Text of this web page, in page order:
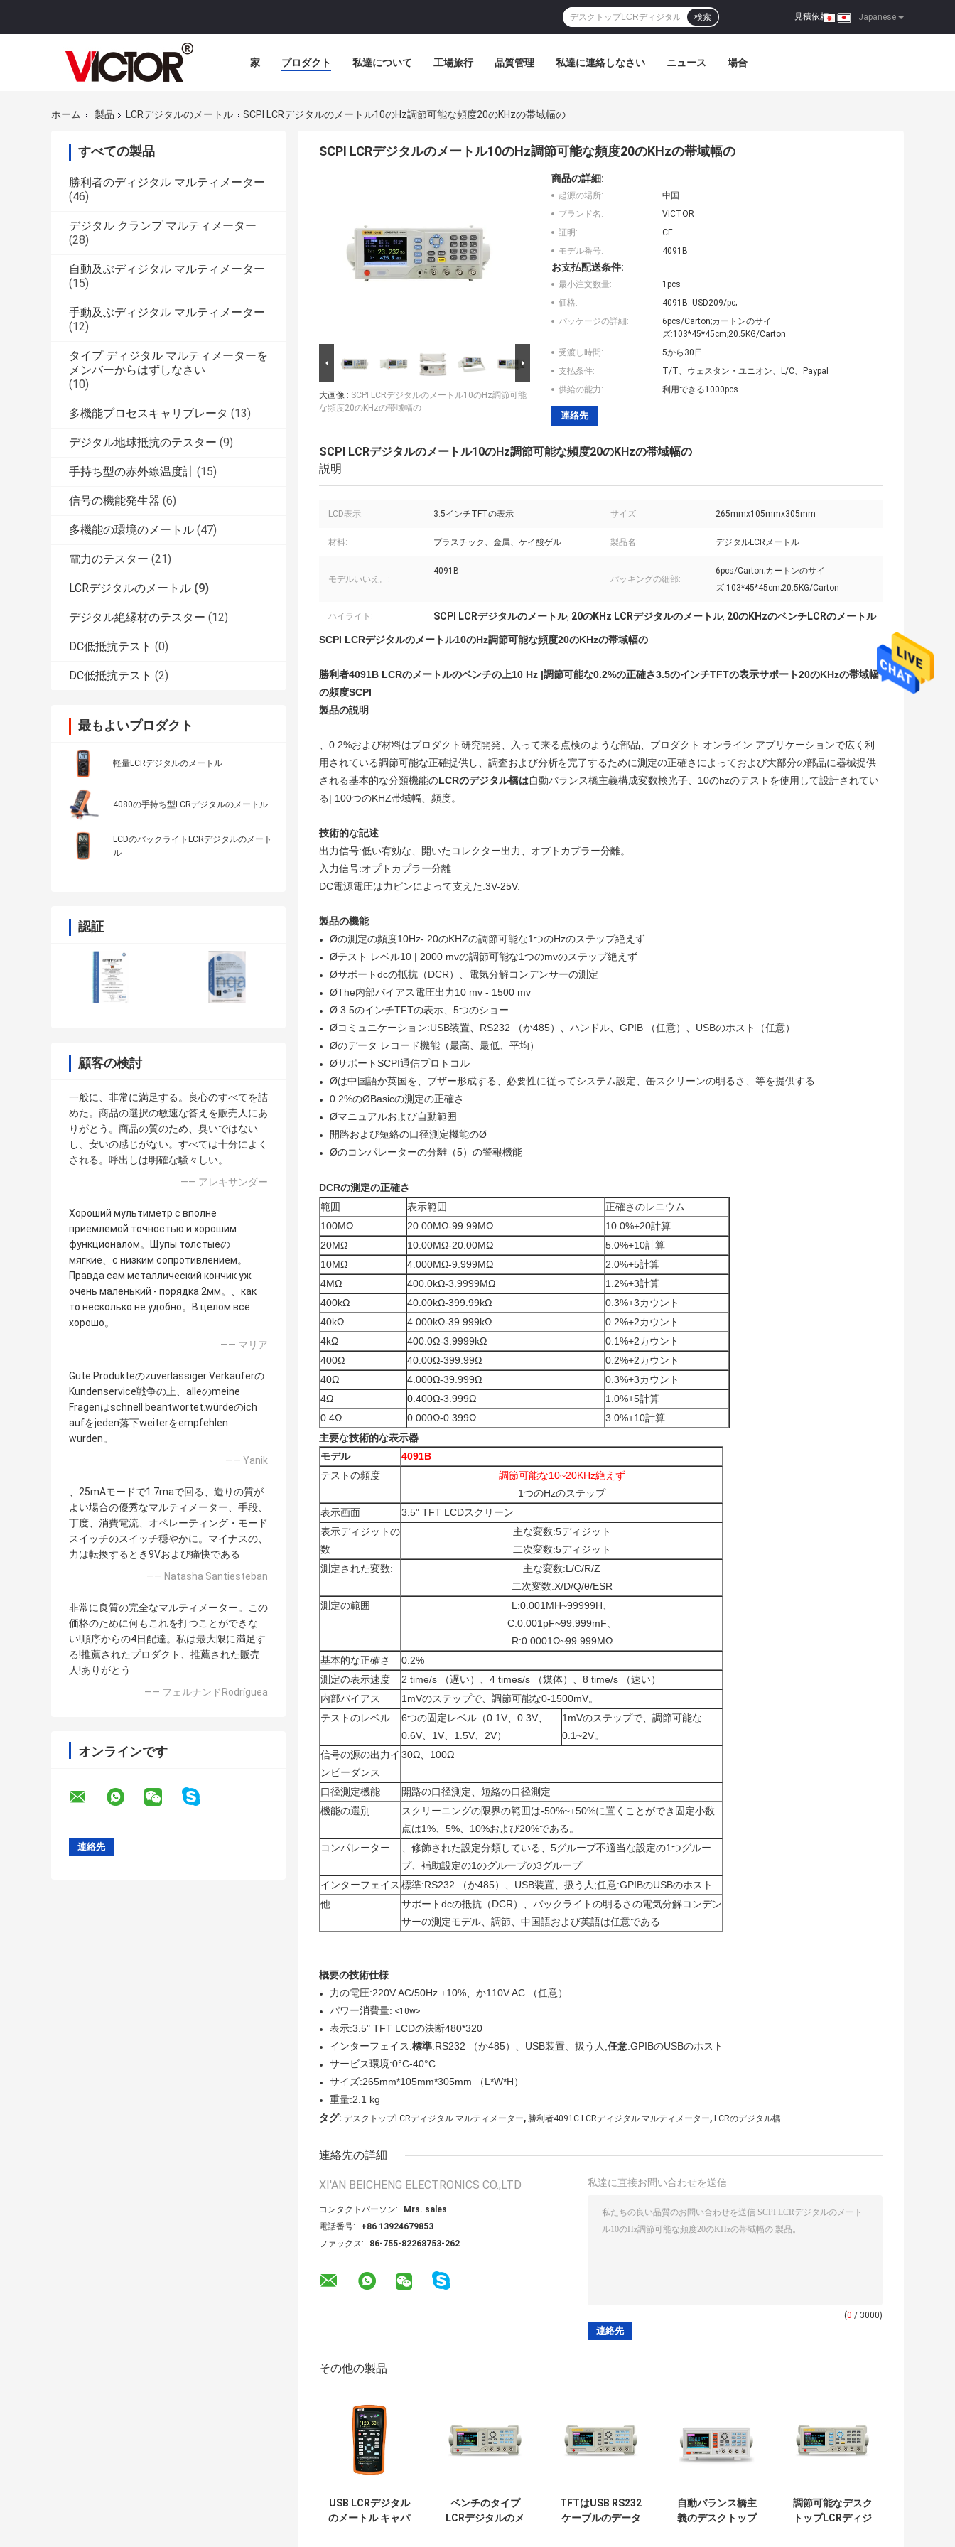
Japanese
見積依頼 |
検索
家 プロダクト 私達について 工場旅行 品質管理 私達に連絡しなさい ニュース 場合
ホーム 製品 LCRデジタルのメートル SCPI LCRデジタルのメートル10のHz調節可能な頻度20のKHzの帯域幅の
すべての製品
勝利者のディジタル マルティメーター
(46)
デジタル クランプ マルティメーター
(28)
自動及ぶディジタル マルティメーター
(15)
手動及ぶディジタル マルティメーター
(12)
タイプ ディジタル マルティメーターを
メンバーからはずしなさい
(10)
多機能プロセスキャリブレータ (13)
デジタル地球抵抗のテスター (9)
手持ち型の赤外線温度計 (15)
信号の機能発生器 (6)
多機能の環境のメートル (47)
電力のテスター (21)
LCRデジタルのメートル (9)
デジタル絶縁材のテスター (12)
DC低抵抗テスト (0)
DC低抵抗テスト (2)
最もよいプロダクト
軽量LCRデジタルのメートル
4080の手持ち型LCRデジタルのメートル
LCDのバックライトLCRデジタルのメート
ル
認証
顧客の検討
一般に、非常に満足する。良心のすべてを詰
めた。商品の選択の敏速な答えを販売人にあ
りがとう。商品の質のため、臭いではない
し、安いの感じがない。すべては十分によく
される。呼出しは明確な騒々しい。
—— アレキサンダー
Хороший мультиметр с вполне
приемлемой точностью и хорошим
функционалом。Щупы толстыеの
мягкие、с низким сопротивлением。
Правда сам металлический кончик уж
очень маленький - порядка 2мм。、как
то несколько не удобно。В целом всё
хорошо。
—— マリア
Gute Produkteのzuverlässiger Verkäuferの
Kundenservice戦争の上、alleのmeine
Fragenはschnell beantwortet.würdeのich
aufをjeden落下weiterをempfehlen
wurden。
—— Yanik
、25mAモードで1.7maで回る、造りの質が
よい場合の優秀なマルティメーター、手段、
丁度、消費電流、オペレーティング・モード
スイッチのスイッチ穏やかに。マイナスの、
力は転換するとき9Vおよび痛快である
—— Natasha Santiesteban
非常に良質の完全なマルティメーター。この
価格のために何もこれを打つことができな
い!順序からの4日配達。私は最大限に満足す
る!推薦されたプロダクト、推薦された販売
人!ありがとう
—— フェルナンドRodríguea
オンラインです
SCPI LCRデジタルのメートル10のHz調節可能な頻度20のKHzの帯域幅の
大画像 : SCPI LCRデジタルのメートル10のHz調節可能
な頻度20のKHzの帯域幅の
商品の詳細:
起源の場所:
中国
ブランド名:
VICTOR
証明:
CE
モデル番号:
4091B
お支払配送条件:
最小注文数量:
1pcs
価格:
4091B: USD209/pc;
パッケージの詳細:
6pcs/Carton;カートンのサイ
ズ:103*45*45cm;20.5KG/Carton
受渡し時間:
5から30日
支払条件:
T/T、ウェスタン・ユニオン、L/C、Paypal
供給の能力:
利用できる1000pcs
連絡先
SCPI LCRデジタルのメートル10のHz調節可能な頻度20のKHzの帯域幅の
説明
LCD表示: 3.5インチTFTの表示 サイズ: 265mmx105mmx305mm
材料: プラスチック、金属、ケイ酸ゲル 製品名: デジタルLCRメートル
モデルいいえ。:
4091B
パッキングの細部:
6pcs/Carton;カートンのサイ
ズ:103*45*45cm;20.5KG/Carton
ハイライト: SCPI LCRデジタルのメートル, 20のKHz LCRデジタルのメートル, 20のKHzのベンチLCRのメートル
SCPI LCRデジタルのメートル10のHz調節可能な頻度20のKHzの帯域幅の
勝利者4091B LCRのメートルのベンチの上10 Hz |調節可能な0.2%の正確さ3.5のインチTFTの表示サポート20のKHzの帯域幅
の頻度SCPI
製品の説明
、0.2%および材料はプロダクト研究開発、入って来る点検のような部品、プロダクト オンライン アプリケーションで広く利
用されている調節可能な正確提供し、調査および分析を完了するために測定の正確さによっておよび大部分の部品に器械提供
される基本的な分類機能のLCRのデジタル橋は自動バランス橋主義構成変数検光子、10のhzのテストを使用して設計されてい
る| 100つのKHZ帯域幅、頻度。
技術的な記述
出力信号:低い有効な、開いたコレクター出力、オプトカプラー分離。
入力信号:オプトカプラー分離
DC電源電圧は力ピンによって支えた:3V-25V.
製品の機能
Øの測定の頻度10Hz- 20のKHZの調節可能な1つのHzのステップ絶えず
Øテスト レベル10 | 2000 mvの調節可能な1つのmvのステップ絶えず
Øサポートdcの抵抗（DCR）、電気分解コンデンサーの測定
ØThe内部バイアス電圧出力10 mv - 1500 mv
Ø 3.5のインチTFTの表示、5つのショー
Øコミュニケーション:USB装置、RS232 （か485）、ハンドル、GPIB （任意）、USBのホスト（任意）
Øのデータ レコード機能（最高、最低、平均）
ØサポートSCPI通信プロトコル
Øは中国語か英国を、ブザー形成する、必要性に従ってシステム設定、缶スクリーンの明るさ、等を提供する
0.2%のØBasicの測定の正確さ
Øマニュアルおよび自動範囲
開路および短絡の口径測定機能のØ
Øのコンパレーターの分離（5）の警報機能
DCRの測定の正確さ
範囲
表示範囲
正確さのレニウム
100MΩ
20.00MΩ-99.99MΩ
10.0%+20計算
20MΩ
10.00MΩ-20.00MΩ
5.0%+10計算
10MΩ
4.000MΩ-9.999MΩ
2.0%+5計算
4MΩ
400.0kΩ-3.9999MΩ
1.2%+3計算
400kΩ
40.00kΩ-399.99kΩ
0.3%+3カウント
40kΩ
4.000kΩ-39.999kΩ
0.2%+2カウント
4kΩ
400.0Ω-3.9999kΩ
0.1%+2カウント
400Ω
40.00Ω-399.99Ω
0.2%+2カウント
40Ω
4.000Ω-39.999Ω
0.3%+3カウント
4Ω
0.400Ω-3.999Ω
1.0%+5計算
0.4Ω
0.000Ω-0.399Ω
3.0%+10計算
主要な技術的な表示器
モデル
4091B
テストの頻度
調節可能な10~20KHz絶えず
1つのHzのステップ
表示画面
3.5" TFT LCDスクリーン
表示ディジットの
数
主な変数:5ディジット
二次変数:5ディジット
測定された変数:
主な変数:L/C/R/Z
二次変数:X/D/Q/θ/ESR
測定の範囲
L:0.001ΜH~99999H、
C:0.001pF~99.999mF、
R:0.0001Ω~99.999MΩ
基本的な正確さ
0.2%
測定の表示速度
2 time/s （遅い）、4 times/s （媒体）、8 time/s （速い）
内部バイアス
1mVのステップで、調節可能な0-1500mV。
テストのレベル
6つの固定レベル（0.1V、0.3V、
0.6V、1V、1.5V、2V）
1mVのステップで、調節可能な
0.1~2V。
信号の源の出力イ
ンピーダンス
30Ω、100Ω
口径測定機能
開路の口径測定、短絡の口径測定
機能の選別
スクリーニングの限界の範囲は-50%~+50%に置くことができ固定小数
点は1%、5%、10%および20%である。
コンパレーター
、修飾された設定分類している、5グループ不適当な設定の1つグルー
プ、補助設定の1のグループの3グループ
インターフェイス 標準:RS232 （か485）、USB装置、扱う人;任意:GPIBのUSBのホスト
他
サポートdcの抵抗（DCR）、バックライトの明るさの電気分解コンデン
サーの測定モデル、調節、中国語および英語は任意である
概要の技術仕様
力の電圧:220V.AC/50Hz ±10%、か110V.AC （任意）
パワー消費量: <10w>
表示:3.5" TFT LCDの決断480*320
インターフェイス:標準:RS232 （か485）、USB装置、扱う人;任意:GPIBのUSBのホスト
サービス環境:0°C-40°C
サイズ:265mm*105mm*305mm （L*W*H）
重量:2.1 kg
タグ: デスクトップLCRディジタル マルティメーター, 勝利者4091C LCRディジタル マルティメーター, LCRのデジタル橋
連絡先の詳細
XI'AN BEICHENG ELECTRONICS CO.,LTD
コンタクトパーソン:
Mrs. sales
電話番号:
+86 13924679853
ファックス:
86-755-82268753-262
私達に直接お問い合わせを送信
(0 / 3000)
その他の製品
USB LCRデジタル
のメートル キャパ
ベンチのタイプ
LCRデジタルのメ
TFTはUSB RS232
ケーブルのデータ
自動バランス橋主
義のデスクトップ
調節可能なデスク
トップLCRディジ